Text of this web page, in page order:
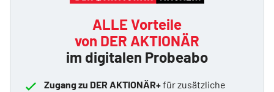
ALLE Vorteile
von DER AKTIONÄR
im digitalen Probeabo
Zugang zu DER AKTIONÄR+für zusätzliche